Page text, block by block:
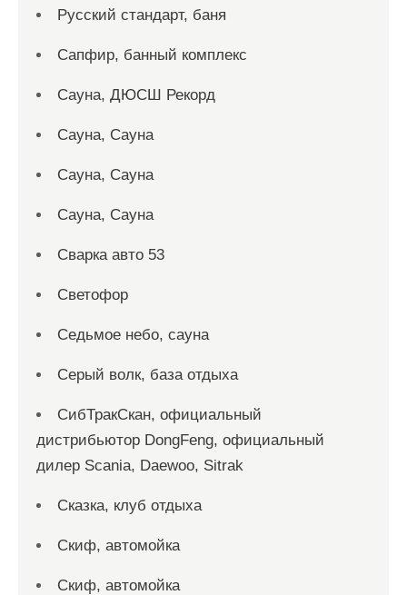
Русский стандарт, баня
Сапфир, банный комплекс
Сауна, ДЮСШ Рекорд
Сауна, Сауна
Сауна, Сауна
Сауна, Сауна
Сварка авто 53
Светофор
Седьмое небо, сауна
Серый волк, база отдыха
СибТракСкан, официальный
дистрибьютор DongFeng, официальный
дилер Scania, Daewoo, Sitrak
Сказка, клуб отдыха
Скиф, автомойка
Скиф, автомойка